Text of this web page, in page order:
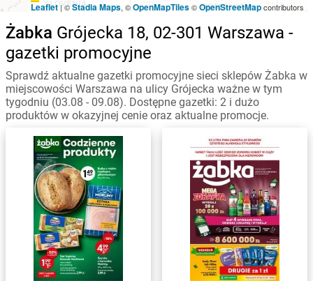
Leaflet |©Stadia Maps, ©OpenMapTiles©OpenStreetMapcontributors
Żabka Grójecka 18, 02-301 Warszawa -
gazetki promocyjne
Sprawdź aktualne gazetki promocyjne sieci sklepów Żabka w
miejscowości Warszawa na ulicy Grójecka ważne w tym
tygodniu (03.08 - 09.08). Dostępne gazetki: 2 i dużo
produktów w okazyjnej cenie oraz aktualne promocje.